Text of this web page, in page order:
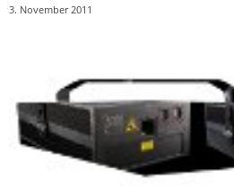
3. November 2011